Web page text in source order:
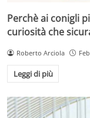
Perchè ai conigli
curiosità che
Roberto Arciola
Leggi di più